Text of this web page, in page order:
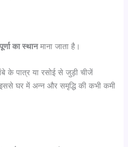
का स्थानमाना जाता है।
के पात्र या रसोई से जुड़ी चीजें
घर में अन्न और समृद्धि की कभी कमी